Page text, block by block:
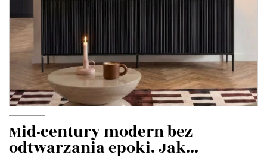
Mid-century modern bez
odtwarzania epoki. Jak...